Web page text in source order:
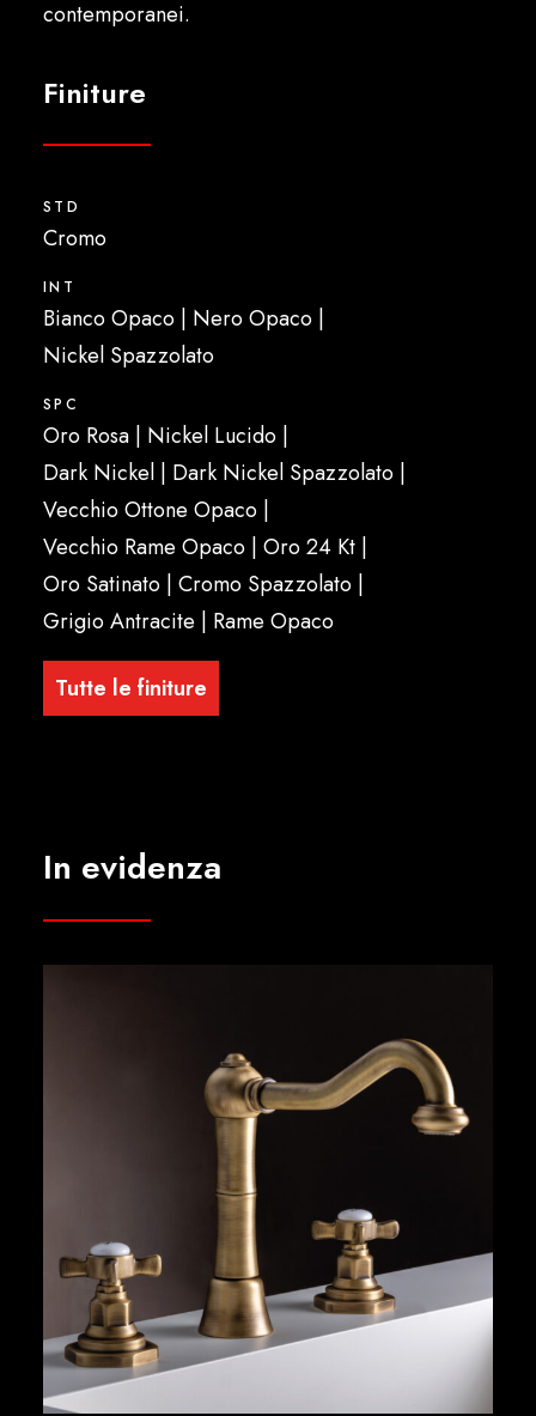
contemporanei.
Finiture
STD
Cromo
INT
Bianco Opaco | Nero Opaco |
Nickel Spazzolato
SPC
Oro Rosa | Nickel Lucido |
Dark Nickel | Dark Nickel Spazzolato |
Vecchio Ottone Opaco |
Vecchio Rame Opaco | Oro 24 Kt |
Oro Satinato | Cromo Spazzolato |
Grigio Antracite | Rame Opaco
Tutte le finiture
In evidenza